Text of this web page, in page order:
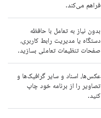
فراهم می‌کند.
بدون نیاز به تعامل با حافظه
دستگاه یا مدیریت رابط کاربری،
صفحات تنظیمات تعاملی بسازید.
عکس‌ها، اسناد و سایر گرافیک‌ها و
تصاویر را از برنامه خود چاپ
کنید.